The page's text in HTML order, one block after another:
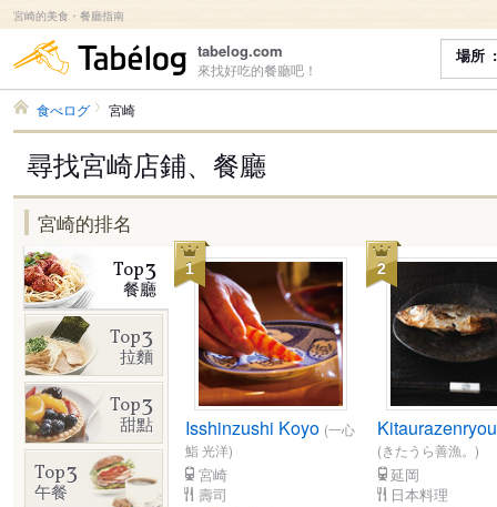
宮崎的美食・餐廳指南
食べログ
tabelog.com
來找好吃的餐廳吧！
場所
食べログ 宮崎
尋找宮崎店鋪、餐廳
宮崎的排名
Top3
餐廳
Top3
拉麵
Top3
甜點
Top3
午餐
1
Isshinzushi Koyo (一心
鮨 光洋)
宮崎
壽司
2
(きたうら善漁。)
延岡
日本料理